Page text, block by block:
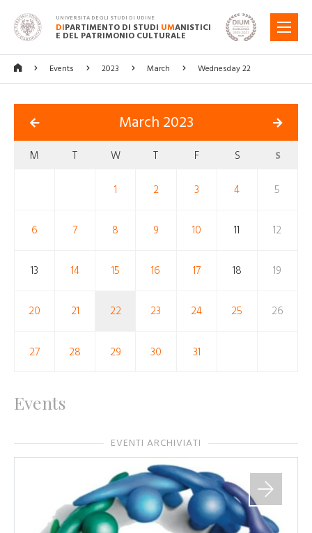
UNIVERSITÀ DEGLI STUDI DI UDINE
DIPARTIMENTO DI STUDI UMANISTICI
E DEL PATRIMONIO CULTURALE
MENU
Events 2023 March Wednesday 22
March 2023
M T W T F S S
1 2 3 4 5
6 7 8 9 10 11 12
13 14 15 16 17 18 19
20 21 22 23 24 25 26
27 28 29 30 31
Events
EVENTI ARCHIVIATI